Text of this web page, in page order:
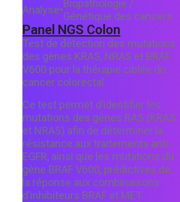
Analyse•
Biopathologie /
Génétique des cancers
Panel NGS Colon
Test de détection des mutations
des gènes KRAS, NRAS et BRAF
V600 pour la thérapie ciblée du
cancer colorectal
Ce test permet d’identifier les
mutations des gènes RAS (KRAS
et NRAS) afin de déterminer la
résistance aux traitements anti-
EGFR, ainsi que les mutations du
gène BRAF V600, prédictives de
la réponse aux combinaisons
d’inhibiteurs BRAF et MET.